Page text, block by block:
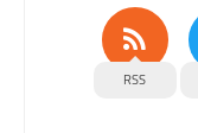
RSS